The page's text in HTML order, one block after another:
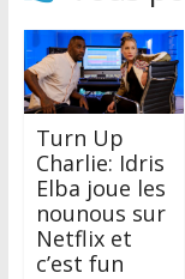
Turn Up
Charlie: Idris
Elba joue les
nounous sur
Netflix et
c’est fun